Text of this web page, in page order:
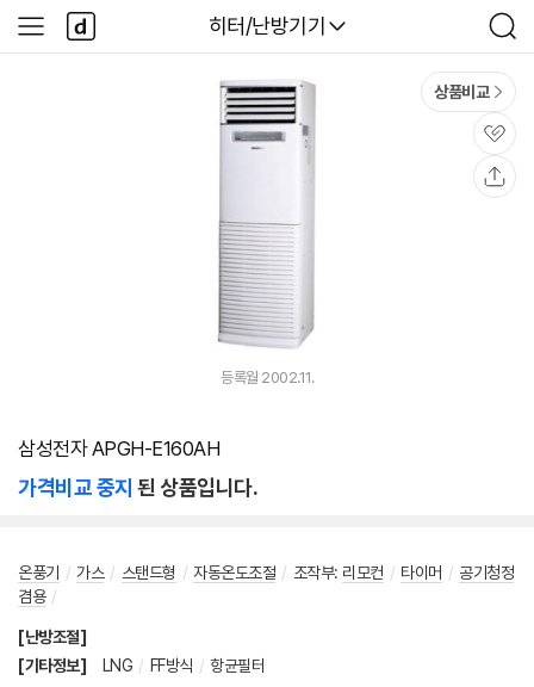
다나와
히터/난방기기
검
색
사
이
다
나
와
상품비교
관
심
등록월 2002.11.
삼성전자 APGH-E160AH
가격비교 중지 된 상품입니다.
온풍기 / 가스 / 스탠드형 / 자동온도조절 / 조작부: 리모컨 / 타이머 / 공기청정
겸용 /
[난방조절]
[기타정보]
LNG / FF방식 / 항균필터